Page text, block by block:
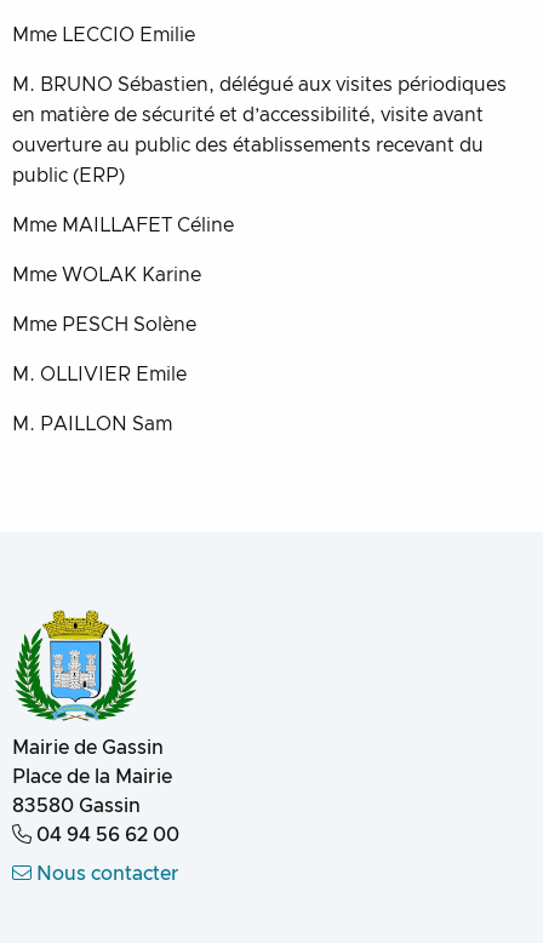
Mme LECCIO Emilie
M. BRUNO Sébastien, délégué aux visites périodiques
en matière de sécurité et d’accessibilité, visite avant
ouverture au public des établissements recevant du
public (ERP)
Mme MAILLAFET Céline
Mme WOLAK Karine
Mme PESCH Solène
M. OLLIVIER Emile
M. PAILLON Sam
Mairie de Gassin
Place de la Mairie
83580 Gassin
04 94 56 62 00
Nous contacter